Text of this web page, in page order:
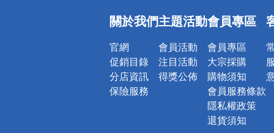
詐騙網頁！
關於我們
官網
促銷目錄
分店資訊
保險服務
主題活動
會員活動
注目活動
得獎公佈
會員專區
會員專區
大宗採購
購物須知
會員服務條款
隱私權政策
退貨須知